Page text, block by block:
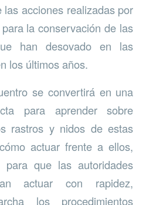
acciones realizadas por
la conservación de las
han desovado en las
los últimos años.
se convertirá en una
para aprender sobre
rastros y nidos de estas
actuar frente a ellos,
para que las autoridades
actuar con rapidez,
los procedimientos